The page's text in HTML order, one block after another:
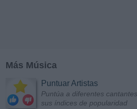
Más Música
Puntuar Artistas
Puntúa a diferentes
sus índices de popularidad